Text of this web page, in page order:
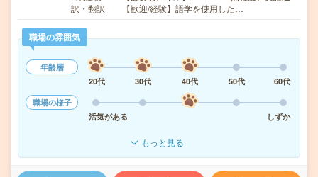
訳・翻訳 【歓迎/経験】語学を使用した…
職場の雰囲気
年齢層
20代
30代 40代 50代
60代
職場の様子
活気がある
しずか
もっと見る